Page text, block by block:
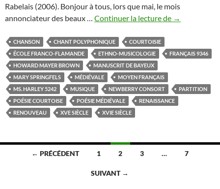
Rabelais (2006). Bonjour à tous, lors que mai, le mois
annonciateur des beaux … Continuer la lecture de En
chanson
Manuscrit
de
→
CHANSON CHANT POLYPHONIQUE
COURTOISIE
ÉCOLE FRANCO-FLAMANDE
ETHNO-MUSICOLOGIE
FRANÇAIS 9346
HOWARD MAYER BROWN
MANUSCRIT DE BAYEUX
MARY SPRINGFELS
MÉDIÉVALE
MOYEN FRANÇAIS
MS. HARLEY 5242
MUSIQUE NEWBERRY CONSORT
PARTITION
POÉSIE COURTOISE
POÉSIE MÉDIÉVALE
RENAISSANCE
RENOUVEAU
XVE SIÈCLE XVIE SIÈCLE
Navigation
← PRÉCÉDENT 1 2 3 … 7
SUIVANT →